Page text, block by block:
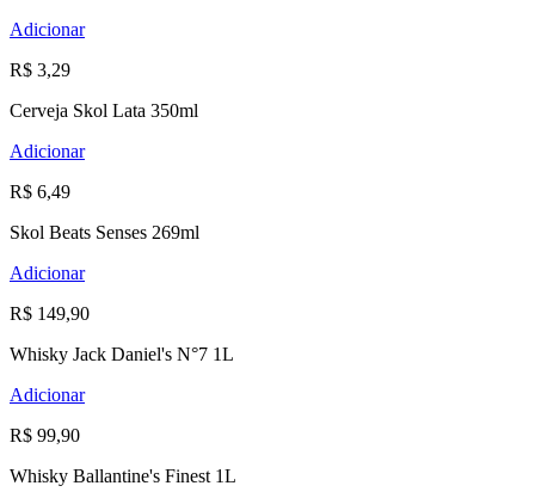
Adicionar
R$ 3,29
Cerveja Skol Lata 350ml
Adicionar
R$ 6,49
Skol Beats Senses 269ml
Adicionar
R$ 149,90
Whisky Jack Daniel's N°7 1L
Adicionar
R$ 99,90
Whisky Ballantine's Finest 1L